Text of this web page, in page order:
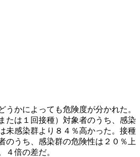
うかによっても危険度が分かれた。
たは１回接種）対象者のうち、感染
未感染群より８４％高かった。接種
のうち、感染群の危険性は２０％上
４倍の差だ。